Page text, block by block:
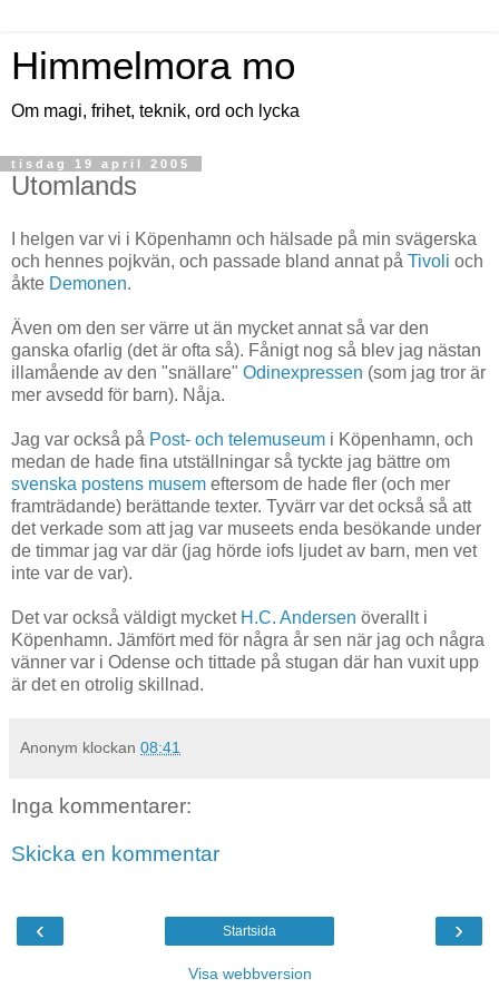
Himmelmora mo
Om magi, frihet, teknik, ord och lycka
tisdag 19 april 2005
Utomlands
I helgen var vi i Köpenhamn och hälsade på min svägerska
och hennes pojkvän, och passade bland annat på Tivoli och
åkte Demonen.
Även om den ser värre ut än mycket annat så var den
ganska ofarlig (det är ofta så). Fånigt nog så blev jag nästan
illamående av den "snällare" Odinexpressen (som jag tror är
mer avsedd för barn). Nåja.
Jag var också på Post- och telemuseum i Köpenhamn, och
medan de hade fina utställningar så tyckte jag bättre om
svenska postens musem eftersom de hade fler (och mer
framträdande) berättande texter. Tyvärr var det också så att
det verkade som att jag var museets enda besökande under
de timmar jag var där (jag hörde iofs ljudet av barn, men vet
inte var de var).
Det var också väldigt mycket H.C. Andersen överallt i
Köpenhamn. Jämfört med för några år sen när jag och några
vänner var i Odense och tittade på stugan där han vuxit upp
är det en otrolig skillnad.
Anonym klockan 08:41
Inga kommentarer:
Skicka en kommentar
‹ ›
Startsida
Visa webbversion